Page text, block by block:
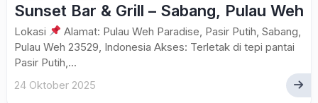
Sunset Bar & Grill – Sabang, Pulau Weh
Lokasi
Alamat: Pulau Weh Paradise, Pasir Putih, Sabang,
Pulau Weh 23529, Indonesia Akses: Terletak di tepi pantai
Pasir Putih,...
24 Oktober 2025